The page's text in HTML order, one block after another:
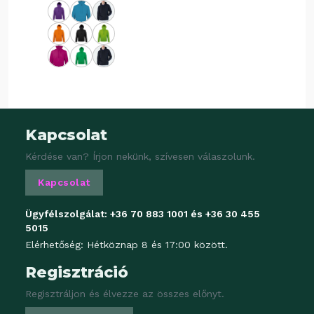
Kapcsolat
Kérdése van? Írjon nekünk, szívesen válaszolunk.
Kapcsolat
Ügyfélszolgálat: +36 70 883 1001 és +36 30 455
5015
Elérhetőség: Hétköznap 8 és 17:00 között.
Regisztráció
Regisztráljon és élvezze az összes előnyt.